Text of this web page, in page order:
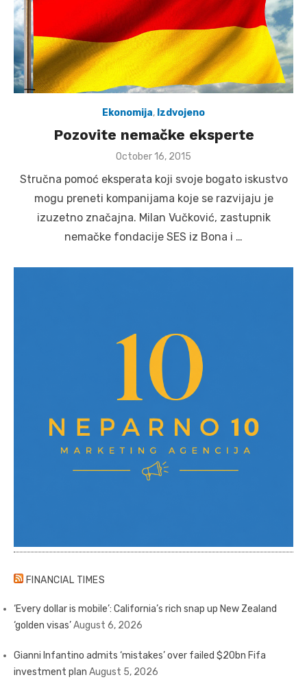
Ekonomija, Izdvojeno
Pozovite nemačke eksperte
Posted
October 16, 2015
Stručna pomoć eksperata koji svoje bogato iskustvo
mogu preneti kompanijama koje se razvijaju je
izuzetno značajna. Milan Vučković, zastupnik
nemačke fondacije SES iz Bona i …
FINANCIAL TIMES
‘Every dollar is mobile’: California’s rich snap up New Zealand
‘golden visas’August 6, 2026
Gianni Infantino admits ‘mistakes’ over failed $20bn Fifa
investment plan August 5, 2026